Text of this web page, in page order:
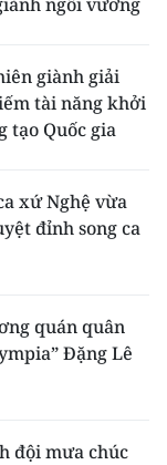
giành giải
tài năng khởi
tạo Quốc gia
xứ Nghệ vừa
đỉnh song ca
quán quân
Đặng Lê
đội mưa chúc